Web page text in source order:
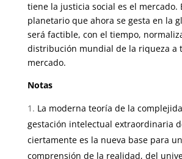
tiene la justicia social es el mercado.
planetario que ahora se gesta en la
será factible, con el tiempo,
distribución mundial de la ri­queza a
mercado.
Notas
La moderna teoría de la
gestación intelectual extra­ordinaria
ciertamente es la nueva base para
compren­sión de la realidad, del